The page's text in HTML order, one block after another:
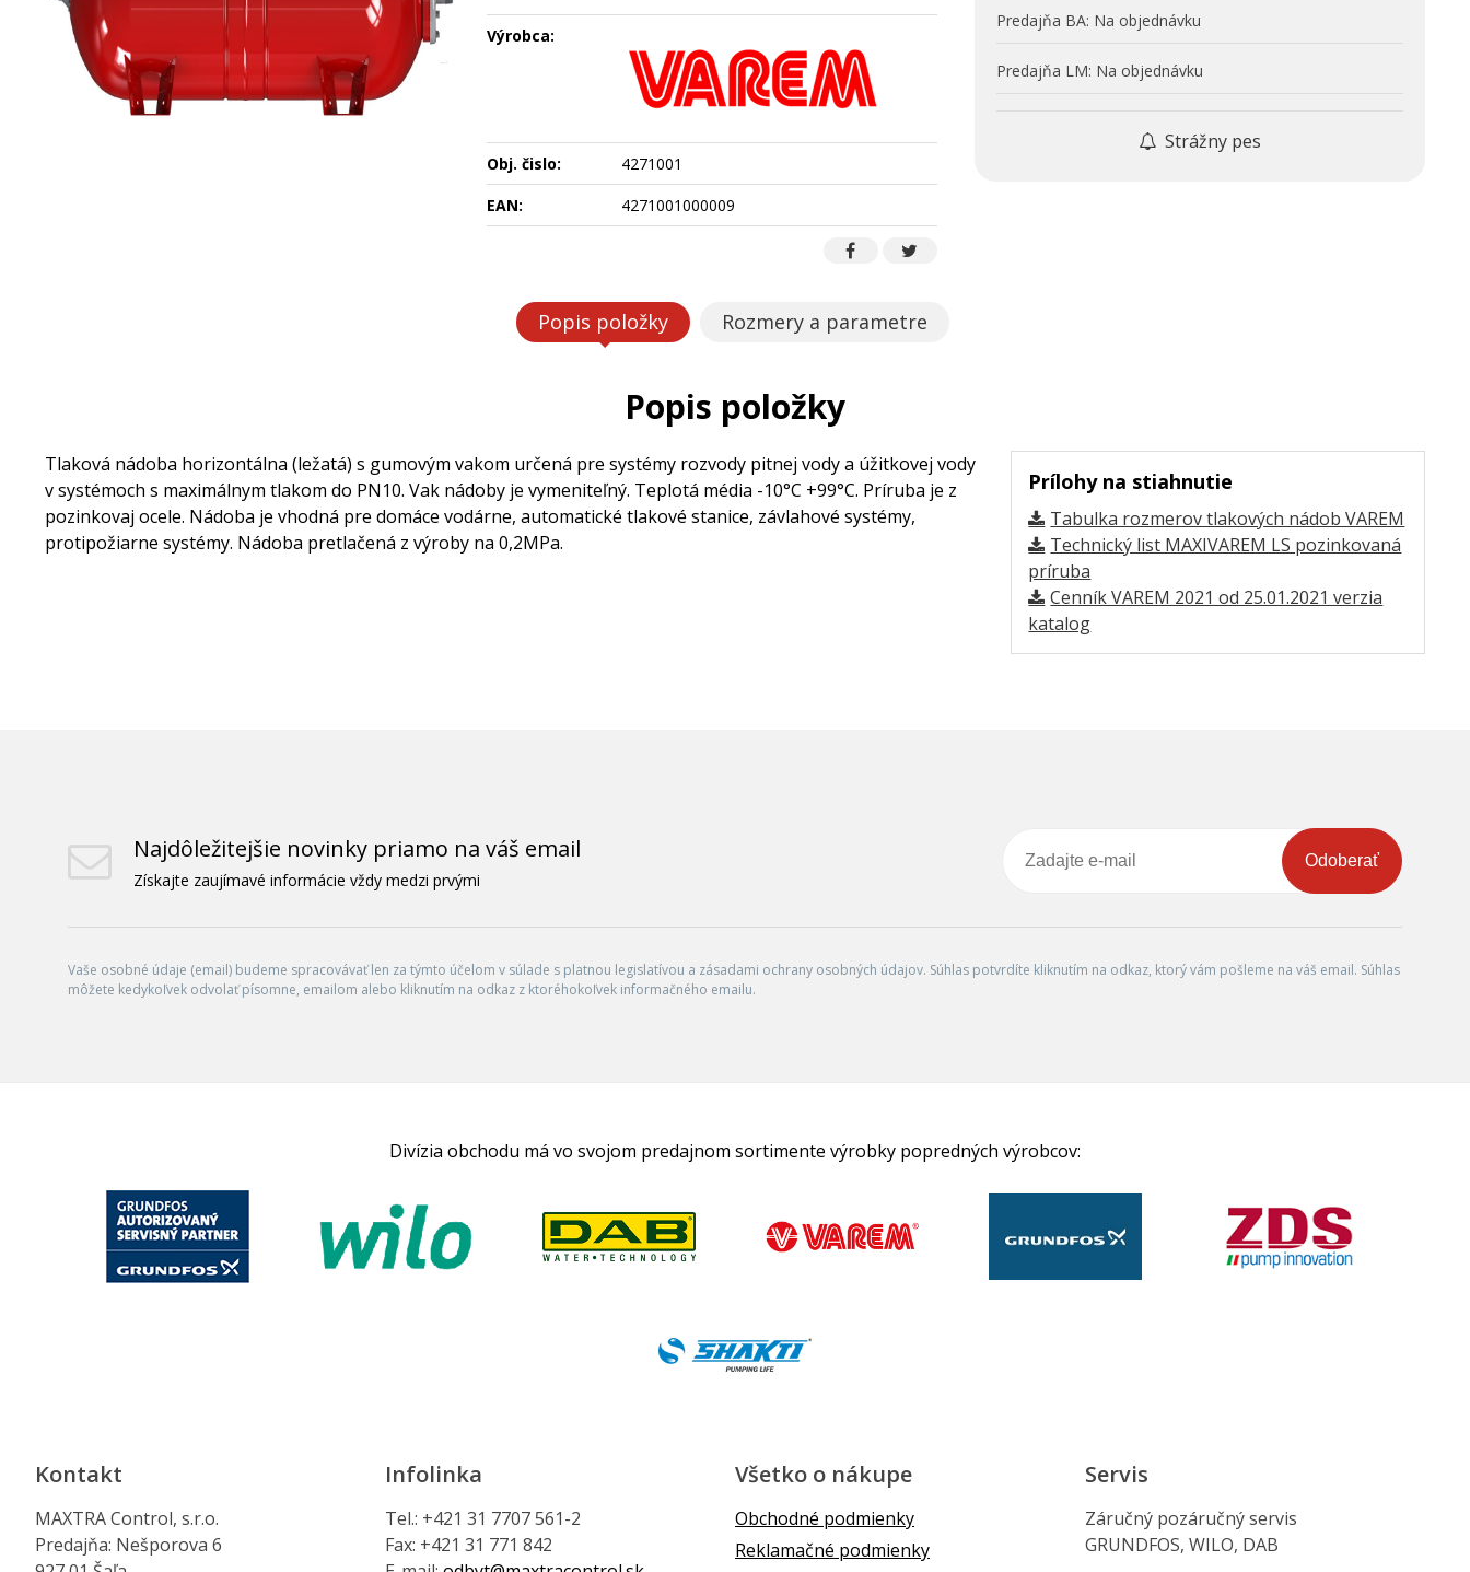
Predajňa BA: Na objednávku
Predajňa LM: Na objednávku
Strážny pes
Výrobca:
Obj. čislo:
4271001
EAN:
4271001000009
Popis položky Rozmery a parametre
Popis položky
Prílohy na stiahnutie
Tabulka rozmerov tlakových nádob VAREM
Technický list MAXIVAREM LS pozinkovaná
príruba
Cenník VAREM 2021 od 25.01.2021 verzia
katalog
Tlaková nádoba horizontálna (ležatá) s gumovým vakom určená pre systémy rozvody pitnej vody a úžitkovej vody
v systémoch s maximálnym tlakom do PN10. Vak nádoby je vymeniteľný. Teplotá média -10°C +99°C. Príruba je z
pozinkovaj ocele. Nádoba je vhodná pre domáce vodárne, automatické tlakové stanice, závlahové systémy,
protipožiarne systémy. Nádoba pretlačená z výroby na 0,2MPa.
Najdôležitejšie novinky priamo na váš email
Získajte zaujímavé informácie vždy medzi prvými
Odoberať
Vaše osobné údaje (email) budeme spracovávať len za týmto účelom v súlade s platnou legislatívou a zásadami ochrany osobných údajov. Súhlas potvrdíte kliknutím na odkaz, ktorý vám pošleme na váš email. Súhlas
môžete kedykoľvek odvolať písomne, emailom alebo kliknutím na odkaz z ktoréhokoľvek informačného emailu.
Divízia obchodu má vo svojom predajnom sortimente výrobky popredných výrobcov:
Kontakt
MAXTRA Control, s.r.o.
Predajňa: Nešporova 6
Infolinka
Tel.: +421 31 7707 561-2
Fax: +421 31 771 842
Všetko o nákupe
Obchodné podmienky
Reklamačné podmienky
Servis
Záručný pozáručný servis
GRUNDFOS, WILO, DAB